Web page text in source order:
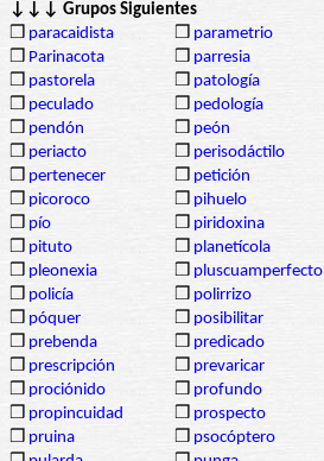
↓↓↓ Grupos Siguientes
❒ paracaidista ❒ parametrio
❒ Parinacota ❒ parresia
❒ pastorela ❒ patología
❒ peculado ❒ pedología
❒ pendón ❒ peón
❒ periacto ❒ perisodáctilo
❒ pertenecer ❒ petición
❒ picoroco ❒ pihuelo
❒ pío ❒ piridoxina
❒ pituto ❒ planetícola
❒ pleonexia ❒ pluscuamperfecto
❒ policía ❒ polirrizo
❒ póquer ❒ posibilitar
❒ prebenda ❒ predicado
❒ prescripción ❒ prevaricar
❒ prociónido ❒ profundo
❒ propincuidad ❒ prospecto
❒ pruina ❒ psocóptero